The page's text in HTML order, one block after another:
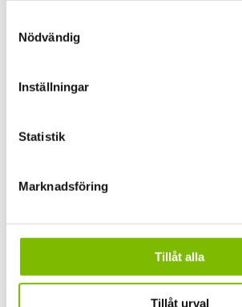
Nödvändig
Inställningar
Statistik
Marknadsföring
Tillåt alla
Tillåt urval
1050254
Vi svarar gärna på frågor och funderingar.
(Obligatoriskt)